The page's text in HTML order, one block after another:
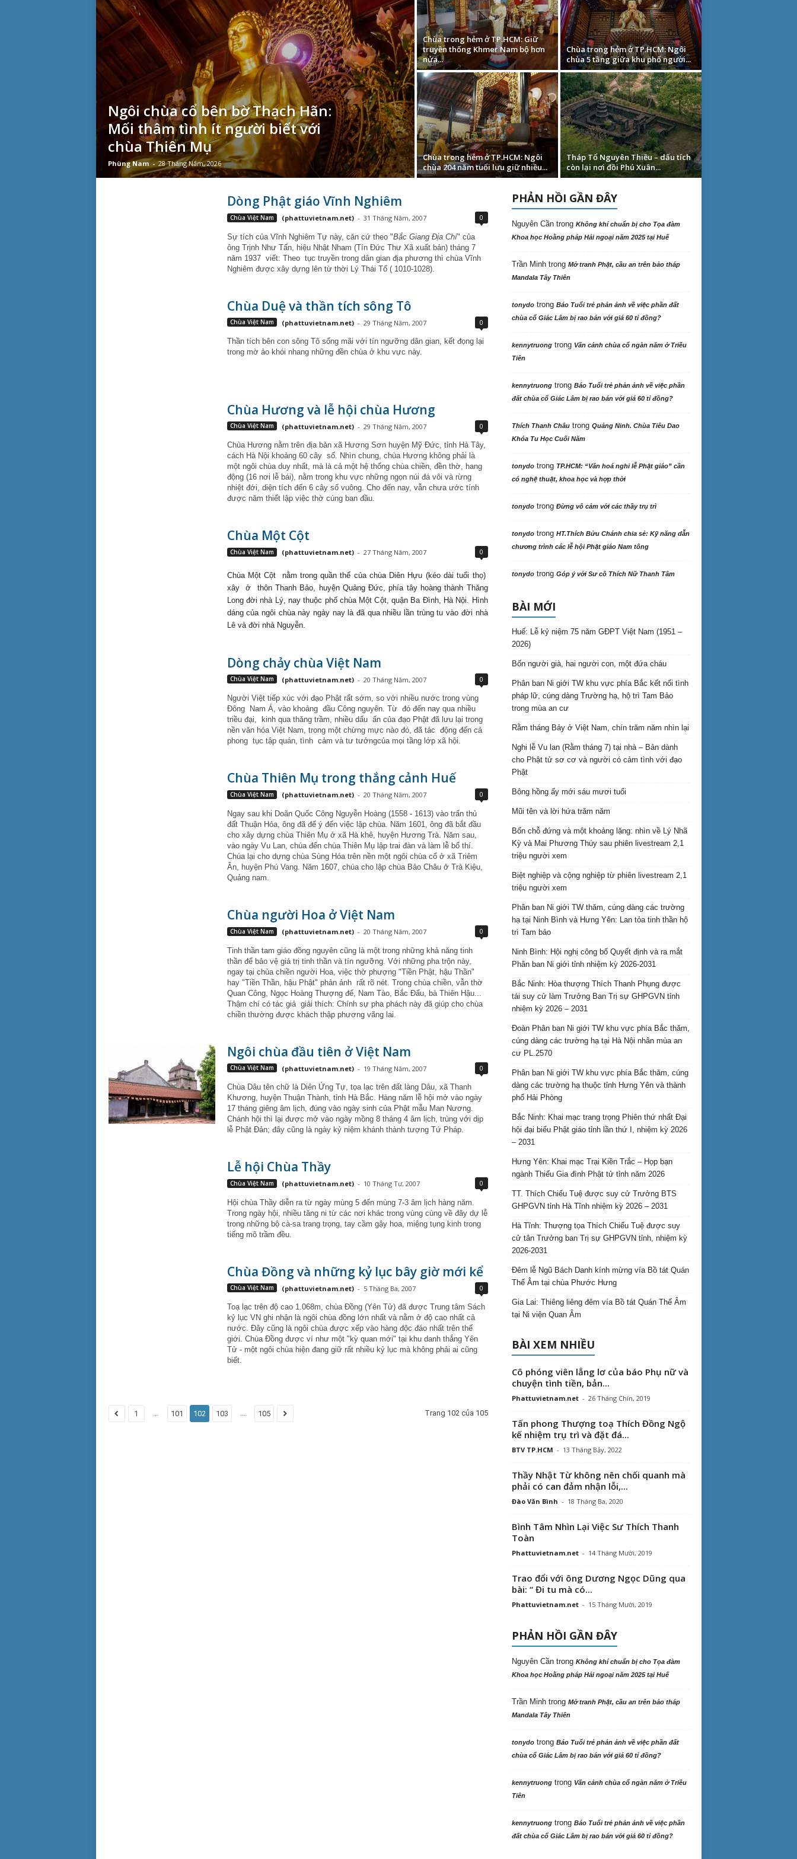
Ngôi chùa cổ bên bờ Thạch Hãn:
Mối thâm tình ít người biết với
chùa Thiên Mụ
Phùng Nam - 28 Tháng Năm, 2026
Chùa trong hẻm ở TP.HCM: Giữ
truyền thống Khmer Nam bộ hơn
nửa...
Chùa trong hẻm ở TP.HCM: Ngôi
chùa 5 tầng giữa khu phố người...
Chùa trong hẻm ở TP.HCM: Ngôi
chùa 204 năm tuổi lưu giữ nhiều...
Tháp Tổ Nguyên Thiều – dấu tích
còn lại nơi đồi Phú Xuân...
Dòng Phật giáo Vĩnh Nghiêm
Chùa Việt Nam (phattuvietnam.net) - 31 Tháng Năm, 2007 0
Sự tích của Vĩnh Nghiêm Tự này, căn cứ theo "Bắc Giang Địa Chí" của
ông Trịnh Như Tấn, hiệu Nhật Nham (Tín Đức Thư Xã xuất bản) tháng 7
năm 1937 viết: Theo tục truyền trong dân gian địa phương thì chùa Vĩnh
Nghiêm được xây dựng lên từ thời Lý Thái Tổ ( 1010-1028).
Chùa Duệ và thần tích sông Tô
Chùa Việt Nam (phattuvietnam.net) - 29 Tháng Năm, 2007 0
Thần tích bên con sông Tô sống mãi với tín ngưỡng dân gian, kết đọng lại
trong mờ ảo khói nhang những đền chùa ở khu vực này.
Chùa Hương và lễ hội chùa Hương
Chùa Việt Nam (phattuvietnam.net) - 29 Tháng Năm, 2007 0
Chùa Hương nằm trên địa bàn xã Hương Sơn huyện Mỹ Đức, tỉnh Hà Tây,
cách Hà Nội khoảng 60 cây số. Nhìn chung, chùa Hương không phải là
một ngôi chùa duy nhất, mà là cả một hệ thống chùa chiền, đền thờ, hang
động (16 nơi lễ bái), nằm trong khu vực những ngọn núi đá vôi và rừng
nhiệt đới, diện tích đến 6 cây số vuông. Cho đến nay, vẫn chưa ước tính
được năm thiết lập việc thờ cúng ban đầu.
Chùa Một Cột
Chùa Việt Nam (phattuvietnam.net) - 27 Tháng Năm, 2007 0
Chùa Một Cột
nằm trong quần thể của chùa Diên Hựu (kéo dài tuổi thọ)
xây
ở
thôn Thanh Bảo, huyện Quảng Đức, phía tây hoàng thành Thăng
Long đời nhà Lý, nay thuộc phố chùa Một Cột, quận Ba Đình, Hà Nội. Hình
dáng của ngôi chùa này ngày nay là đã qua nhiều lần trùng tu vào đời nhà
Lê và đời nhà Nguyễn.
Dòng chảy chùa Việt Nam
Chùa Việt Nam (phattuvietnam.net) - 20 Tháng Năm, 2007 0
Người Việt tiếp xúc với đạo Phật rất sớm, so với nhiều nước trong vùng
Đông
Nam Á, vào khoảng đầu Công nguyên. Từ đó đến nay qua nhiều
triều đại,
kinh qua thăng trầm, nhiều dấu ấn của đạo Phật đã lưu lại trong
nền văn hóa Việt Nam, trong một chừng mực nào đó, đã tác động đến cả
phong tục tập quán, tình cảm và tư tưởngcủa mọi tầng lớp xã hội.
Chùa Thiên Mụ trong thắng cảnh Huế
Chùa Việt Nam (phattuvietnam.net) - 20 Tháng Năm, 2007 0
Ngay sau khi Doãn Quốc Công Nguyễn Hoàng (1558 - 1613) vào trấn thủ
đất Thuận Hóa, ông đã để ý đến việc lập chùa. Năm 1601, ông đã bắt đầu
cho xây dựng chùa Thiên Mụ ở xã Hà khê, huyện Hương Trà. Năm sau,
vào ngày Vu Lan, chúa đến chùa Thiên Mụ lập trai đàn và làm lễ bố thí.
Chúa lại cho dựng chùa Sùng Hóa trên nền một ngôi chùa cổ ở xã Triêm
Ân, huyện Phú Vang. Năm 1607, chúa cho lập chùa Bảo Châu ở Trà Kiệu,
Quảng nam.
Chùa người Hoa ở Việt Nam
Chùa Việt Nam (phattuvietnam.net) - 20 Tháng Năm, 2007 0
Tinh thần tam giáo đồng nguyên cũng là một trong những khả năng tinh
thần để bảo vệ giá trị tinh thần và tín ngưỡng. Với những pha trộn này,
ngay tại chùa chiền người Hoa, việc thờ phượng "Tiền Phật, hậu Thần"
hay "Tiền Thần, hậu Phật" phản ảnh rất rõ nét. Trong chùa chiền, vẫn thờ
Quan Công, Ngọc Hoàng Thượng đế, Nam Tào, Bắc Đẩu, bà Thiên Hậu...
Thậm chí có tác giả giải thích: Chính sự pha phách này đã giúp cho chùa
chiền thường được khách thập phương vãng lai.
Ngôi chùa đầu tiên ở Việt Nam
Chùa Việt Nam (phattuvietnam.net) - 19 Tháng Năm, 2007 0
Chùa Dâu tên chữ là Diên Ứng Tự, tọa lạc trên đất làng Dâu, xã Thanh
Khương, huyện Thuận Thành, tỉnh Hà Bắc. Hàng năm lễ hội mở vào ngày
17 tháng giêng âm lịch, đúng vào ngày sinh của Phật mẫu Man Nương.
Chánh hội thì lại được mở vào ngày mồng 8 tháng 4 âm lịch, trùng với dịp
lễ Phật Đản; đây cũng là ngày kỷ niệm khánh thành tượng Tứ Pháp.
Lễ hội Chùa Thầy
Chùa Việt Nam (phattuvietnam.net) - 10 Tháng Tư, 2007 0
Hội chùa Thầy diễn ra từ ngày mùng 5 đến mùng 7-3 âm lịch hàng năm.
Trong ngày hội, nhiều tăng ni từ các nơi khác trong vùng cùng về đây dự lễ
trong những bộ cà-sa trang trọng, tay cầm gậy hoa, miệng tụng kinh trong
tiếng mõ trầm đều.
Chùa Đồng và những kỷ lục bây giờ mới kể
Chùa Việt Nam (phattuvietnam.net) - 5 Tháng Ba, 2007 0
Toạ lạc trên độ cao 1.068m, chùa Đồng (Yên Tử) đã được Trung tâm Sách
kỷ lục VN ghi nhận là ngôi chùa đồng lớn nhất và nằm ở độ cao nhất cả
nước. Đây cũng là ngôi chùa được xếp vào hàng độc đáo nhất trên thế
giới. Chùa Đồng được ví như một "kỳ quan mới" tại khu danh thắng Yên
Tử - một ngôi chùa hiện đang giữ rất nhiều kỷ lục mà không phải ai cũng
biết.
1 ... 101 102 103 ... 105 Trang 102 của 105
PHẢN HỒI GẦN ĐÂY
Nguyên Cầntrong Không khí chuẩn bị cho Tọa đàm
Khoa học Hoằng pháp Hải ngoại năm 2025 tại Huế
Trần Minhtrong Mở tranh Phật, cầu an trên bảo tháp
Mandala Tây Thiên
tonydotrong Báo Tuổi trẻ phản ảnh về việc phần đất
chùa cổ Giác Lâm bị rao bán với giá 60 tỉ đồng?
kennytruongtrong Vãn cảnh chùa cổ ngàn năm ở Triều
Tiên
kennytruongtrong Báo Tuổi trẻ phản ảnh về việc phần
đất chùa cổ Giác Lâm bị rao bán với giá 60 tỉ đồng?
Thích Thanh Châutrong Quảng Ninh. Chùa Tiêu Dao
Khóa Tu Học Cuối Năm
tonydotrong TP.HCM: “Văn hoá nghi lễ Phật giáo” cần
có nghệ thuật, khoa học và hợp thời
tonydotrong Đừng vô cảm với các thầy trụ trì
tonydotrong HT.Thích Bửu Chánh chia sẻ: Kỹ năng dẫn
chương trình các lễ hội Phật giáo Nam tông
tonydotrong Góp ý với Sư cô Thích Nữ Thanh Tâm
BÀI MỚI
Huế: Lễ kỷ niệm 75 năm GĐPT Việt Nam (1951 –
2026)
Bốn người già, hai người con, một đứa cháu
Phân ban Ni giới TW khu vực phía Bắc kết nối tình
pháp lữ, cúng dàng Trường hạ, hộ trì Tam Bảo
trong mùa an cư
Rằm tháng Bảy ở Việt Nam, chín trăm năm nhìn lại
Nghi lễ Vu lan (Rằm tháng 7) tại nhà – Bản dành
cho Phật tử sơ cơ và người có cảm tình với đạo
Phật
Bông hồng ấy mới sáu mươi tuổi
Mũi tên và lời hứa trăm năm
Bốn chỗ đứng và một khoảng lặng: nhìn về Lý Nhã
Kỳ và Mai Phương Thúy sau phiên livestream 2,1
triệu người xem
Biệt nghiệp và cộng nghiệp từ phiên livestream 2,1
triệu người xem
Phân ban Ni giới TW thăm, cúng dàng các trường
hạ tại Ninh Bình và Hưng Yên: Lan tỏa tinh thần hộ
trì Tam bảo
Ninh Bình: Hội nghị công bố Quyết định và ra mắt
Phân ban Ni giới tỉnh nhiệm kỳ 2026-2031
Bắc Ninh: Hòa thượng Thích Thanh Phụng được
tái suy cử làm Trưởng Ban Trị sự GHPGVN tỉnh
nhiệm kỳ 2026 – 2031
Đoàn Phân ban Ni giới TW khu vực phía Bắc thăm,
cúng dàng các trường hạ tại Hà Nội nhân mùa an
cư PL.2570
Phân ban Ni giới TW khu vực phía Bắc thăm, cúng
dàng các trường hạ thuộc tỉnh Hưng Yên và thành
phố Hải Phòng
Bắc Ninh: Khai mạc trang trọng Phiên thứ nhất Đại
hội đại biểu Phật giáo tỉnh lần thứ I, nhiệm kỳ 2026
– 2031
Hưng Yên: Khai mạc Trại Kiền Trắc – Họp bạn
ngành Thiếu Gia đình Phật tử tỉnh năm 2026
TT. Thích Chiếu Tuệ được suy cử Trưởng BTS
GHPGVN tỉnh Hà Tĩnh nhiệm kỳ 2026 – 2031
Hà Tĩnh: Thượng tọa Thích Chiếu Tuệ được suy
cử tân Trưởng ban Trị sự GHPGVN tỉnh, nhiệm kỳ
2026-2031
Đêm lễ Ngũ Bách Danh kính mừng vía Bồ tát Quán
Thế Âm tại chùa Phước Hưng
Gia Lai: Thiêng liêng đêm vía Bồ tát Quán Thế Âm
tại Ni viện Quan Âm
BÀI XEM NHIỀU
Cô phóng viên lẳng lơ của báo Phụ nữ và
chuyện tình tiền, bản...
Phattuvietnam.net - 26 Tháng Chín, 2019
Tấn phong Thượng toạ Thích Đồng Ngộ
kế nhiệm trụ trì và đặt đá...
BTV TP.HCM - 13 Tháng Bảy, 2022
Thầy Nhật Từ không nên chối quanh mà
phải có can đảm nhận lỗi,...
Đào Văn Bình - 18 Tháng Ba, 2020
Bình Tâm Nhìn Lại Việc Sư Thích Thanh
Toàn
Phattuvietnam.net - 14 Tháng Mười, 2019
Trao đổi với ông Dương Ngọc Dũng qua
bài: “ Đi tu mà có...
Phattuvietnam.net - 15 Tháng Mười, 2019
PHẢN HỒI GẦN ĐÂY
Nguyên Cầntrong Không khí chuẩn bị cho Tọa đàm
Khoa học Hoằng pháp Hải ngoại năm 2025 tại Huế
Trần Minhtrong Mở tranh Phật, cầu an trên bảo tháp
Mandala Tây Thiên
tonydotrong Báo Tuổi trẻ phản ảnh về việc phần đất
chùa cổ Giác Lâm bị rao bán với giá 60 tỉ đồng?
kennytruongtrong Vãn cảnh chùa cổ ngàn năm ở Triều
Tiên
kennytruongtrong Báo Tuổi trẻ phản ảnh về việc phần
đất chùa cổ Giác Lâm bị rao bán với giá 60 tỉ đồng?